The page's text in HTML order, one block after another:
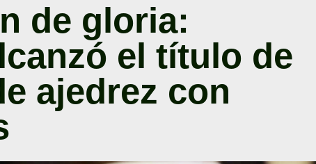
de gloria:
el título de
ajedrez con